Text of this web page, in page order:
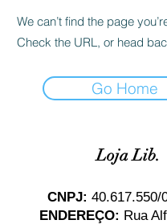
We can’t find the page
Check the URL, or head
Go Home
Loja Lib.
CNPJ: 40.617.550/
ENDEREÇO: Rua